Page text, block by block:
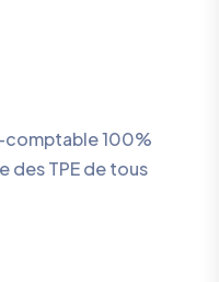
comptable 100%
des TPE de tous